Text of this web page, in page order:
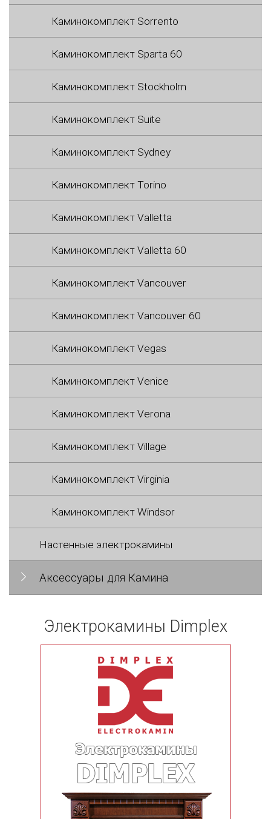
Каминокомплект Sorrento
Каминокомплект Sparta 60
Каминокомплект Stockholm
Каминокомплект Suite
Каминокомплект Sydney
Каминокомплект Torino
Каминокомплект Valletta
Каминокомплект Valletta 60
Каминокомплект Vancouver
Каминокомплект Vancouver 60
Каминокомплект Vegas
Каминокомплект Venice
Каминокомплект Verona
Каминокомплект Village
Каминокомплект Virginia
Каминокомплект Windsor
Настенные электрокамины
Аксессуары для Камина
Электрокамины Dimplex